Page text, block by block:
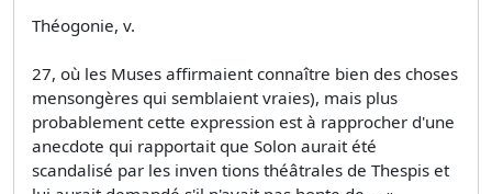
Théogonie, v.
27, où les Muses affirmaient connaître bien des choses
mensongères qui semblaient vraies), mais plus
probablement cette expression est à rapprocher d'une
anecdote qui rapportait que Solon aurait été
scandalisé par les inven­ tions théâtrales de Thespis et